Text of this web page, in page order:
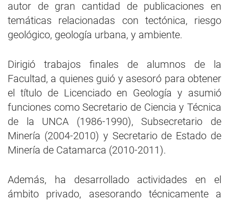
autor de gran cantidad de publicaciones en
temáticas relacionadas con tectónica, riesgo
geológico, geología urbana, y ambiente.
Dirigió trabajos finales de alumnos de la
Facultad, a quienes guió y asesoró para obtener
el título de Licenciado en Geología y asumió
funciones como Secretario de Ciencia y Técnica
de la UNCA (1986-1990), Subsecretario de
Minería (2004-2010) y Secretario de Estado de
Minería de Catamarca (2010-2011).
Además, ha desarrollado actividades en el
ámbito privado, asesorando técnicamente a